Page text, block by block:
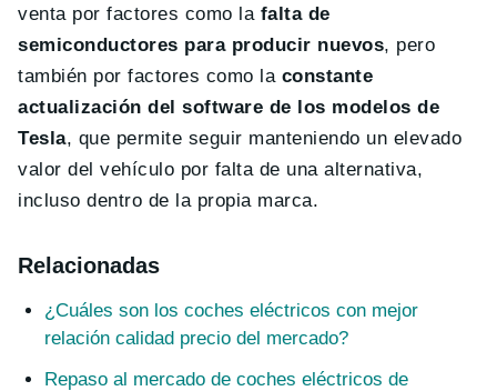
venta por factores como la falta de
semiconductores para producir nuevos, pero
también por factores como la constante
actualización del software de los modelos de
Tesla, que permite seguir manteniendo un elevado
valor del vehículo por falta de una alternativa,
incluso dentro de la propia marca.
Relacionadas
¿Cuáles son los coches eléctricos con mejor
relación calidad precio del mercado?
Repaso al mercado de coches eléctricos de